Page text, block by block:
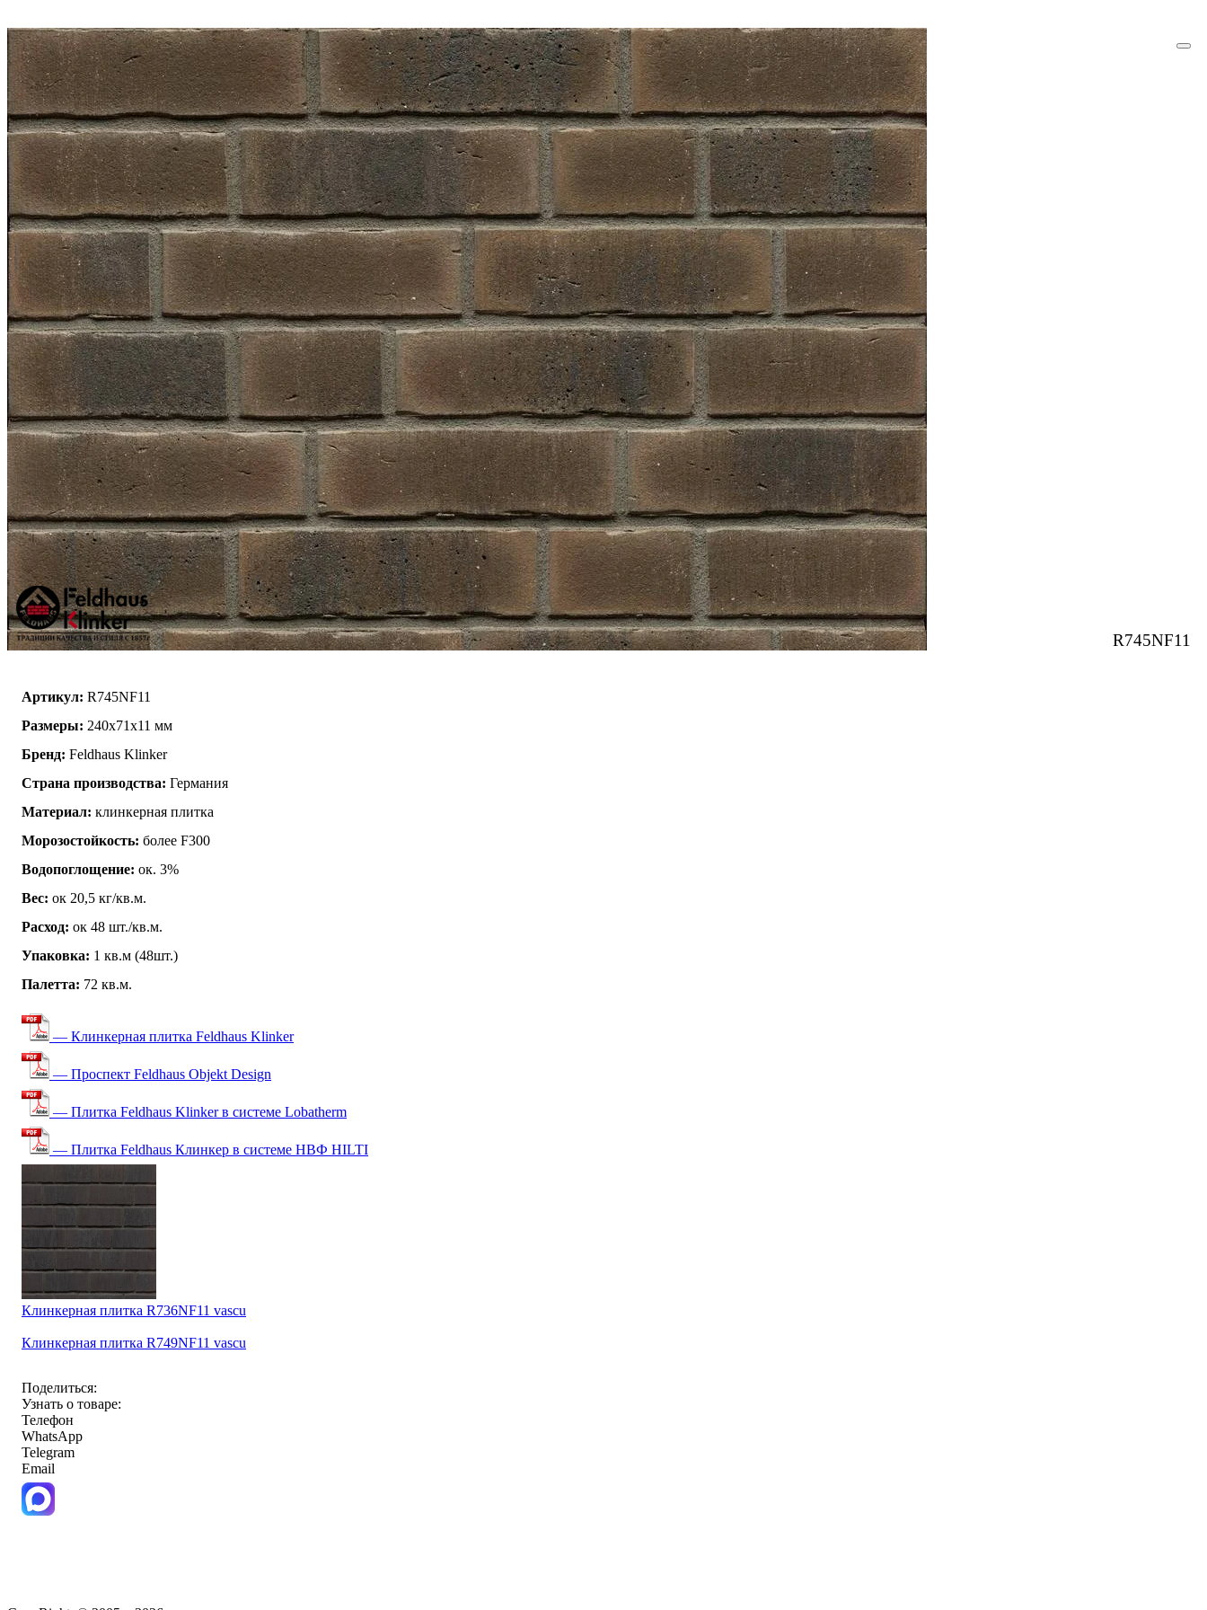
R745NF11
Артикул: R745NF11
Размеры: 240x71x11 мм
Бренд: Feldhaus Klinker
Страна производства: Германия
Материал: клинкерная плитка
Морозостойкость: более F300
Водопоглощение: ок. 3%
Вес: ок 20,5 кг/кв.м.
Расход: ок 48 шт./кв.м.
Упаковка: 1 кв.м (48шт.)
Палетта: 72 кв.м.
— Клинкерная плитка Feldhaus Klinker
— Проспект Feldhaus Objekt Design
— Плитка Feldhaus Klinker в системе Lobatherm
— Плитка Feldhaus Клинкер в системе НВФ HILTI
Клинкерная плитка R736NF11 vascu
Клинкерная плитка R749NF11 vascu
Поделиться:
Узнать о товаре:
Телефон
WhatsApp
Telegram
Email